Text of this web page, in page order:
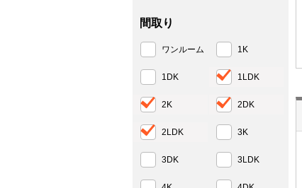
間取り
ワンルーム 1K
1DK 1LDK
2K 2DK
2LDK 3K
3DK 3LDK